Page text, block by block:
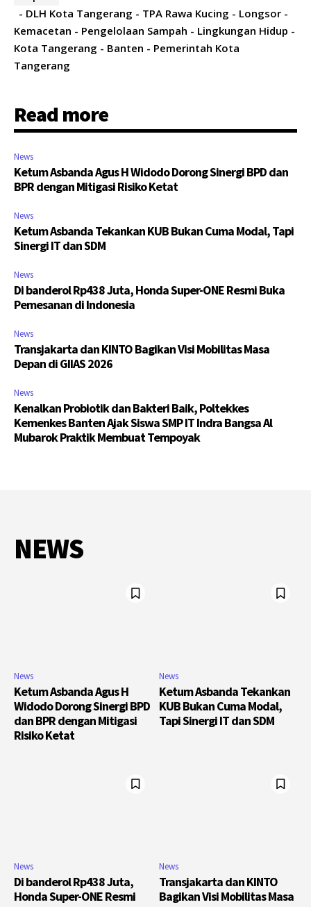
- DLH Kota Tangerang - TPA Rawa Kucing - Longsor -
Kemacetan - Pengelolaan Sampah - Lingkungan Hidup -
Kota Tangerang - Banten - Pemerintah Kota
Tangerang
Read more
News
Ketum Asbanda Agus H Widodo Dorong Sinergi BPD dan
BPR dengan Mitigasi Risiko Ketat
News
Ketum Asbanda Tekankan KUB Bukan Cuma Modal, Tapi
Sinergi IT dan SDM
News
Di banderol Rp438 Juta, Honda Super-ONE Resmi Buka
Pemesanan di Indonesia
News
Transjakarta dan KINTO Bagikan Visi Mobilitas Masa
Depan di GIIAS 2026
News
Kenalkan Probiotik dan Bakteri Baik, Poltekkes
Kemenkes Banten Ajak Siswa SMP IT Indra Bangsa Al
Mubarok Praktik Membuat Tempoyak
NEWS
News
Ketum Asbanda Agus H
Widodo Dorong Sinergi BPD
dan BPR dengan Mitigasi
Risiko Ketat
News
Ketum Asbanda Tekankan
KUB Bukan Cuma Modal,
Tapi Sinergi IT dan SDM
News
Di banderol Rp438 Juta,
Honda Super-ONE Resmi
News
Transjakarta dan KINTO
Bagikan Visi Mobilitas Masa